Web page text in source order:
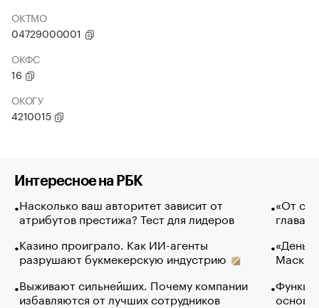
ОКТМО
04729000001
ОКФС
16
ОКОГУ
4210015
Интересное на РБК
Насколько ваш авторитет зависит от
атрибутов престижа? Тест для лидеров
Казино проиграло. Как ИИ-агенты
разрушают букмекерскую индустрию
Выживают сильнейших. Почему компании
избавляются от лучших сотрудников
«От
глава
Маск в
основ